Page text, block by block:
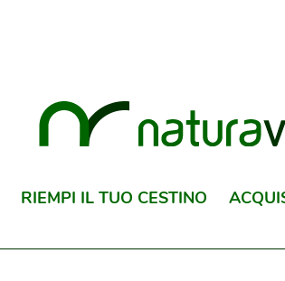
RIEMPI IL TUO CESTINO